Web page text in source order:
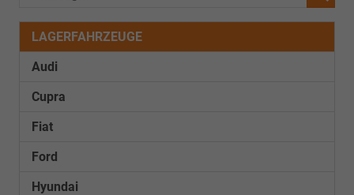
LAGERFAHRZEUGE
Audi
Cupra
Fiat
Ford
Hyundai